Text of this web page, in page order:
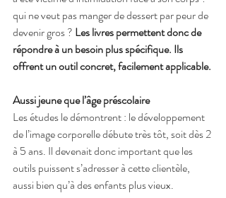
qui ne veut pas manger de dessert par peur de
devenir gros ? Les livres permettent donc de
répondre à un besoin plus spécifique. Ils
offrent un outil concret, facilement applicable.
Aussi jeune que l’âge préscolaire
Les études le démontrent : le développement
de l’image corporelle débute très tôt, soit dès 2
à 5 ans. Il devenait donc important que les
outils puissent s’adresser à cette clientèle,
aussi bien qu’à des enfants plus vieux.